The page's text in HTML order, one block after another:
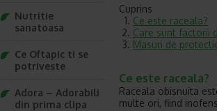
Cuprins
Ce este raceala?
Care sunt factorii
Masuri de
Ce este raceala?
Raceala obisnuita
multe ori, fiind
Nutritie
sanatoasa
Ce Oftapic ti se
potriveste
Adora – Adorabili
din prima clipa